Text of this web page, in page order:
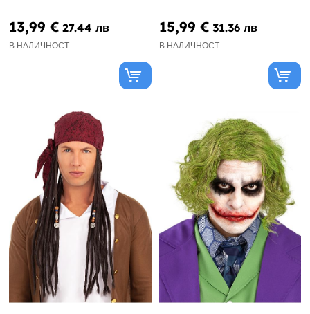
13,99 € 27.44 лв
В НАЛИЧНОСТ
15,99 € 31.36 лв
В НАЛИЧНОСТ